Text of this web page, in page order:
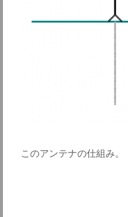
このアンテナの仕組み。